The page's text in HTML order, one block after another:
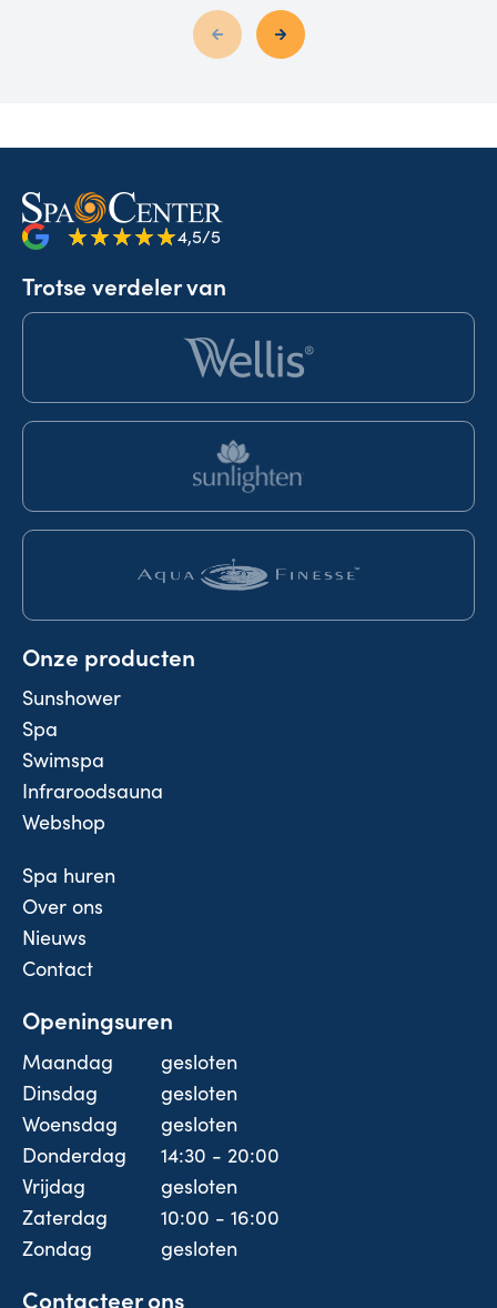
4,5/5
Trotse verdeler van
Onze producten
Sunshower
Spa
Swimspa
Infraroodsauna
Webshop
Spa huren
Over ons
Nieuws
Contact
Openingsuren
Maandag
gesloten
Dinsdag
gesloten
Woensdag
gesloten
Donderdag
14:30 - 20:00
Vrijdag
gesloten
Zaterdag
10:00 - 16:00
Zondag
gesloten
Contacteer ons